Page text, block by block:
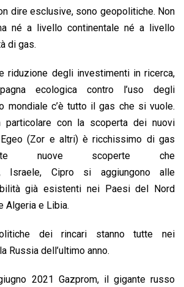
dire esclusive, sono geopolitiche. Non
né a livello continentale né a livello
di gas.
riduzione degli investimenti in ricerca,
ecologica contro l’uso degli
mondiale c’è tutto il gas che si vuole.
particolare con la scoperta dei nuovi
(Zor e altri) è ricchissimo di gas
nuove scoperte che
Israele, Cipro si aggiungono alle
già esistenti nei Paesi del Nord
Algeria e Libia.
dei rincari stanno tutte nei
Russia dell’ultimo anno.
2021 Gazprom, il gigante russo